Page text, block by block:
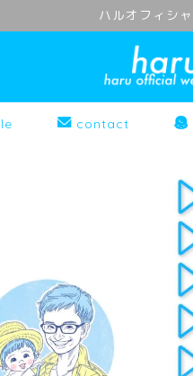
ハルオフィシ
contact